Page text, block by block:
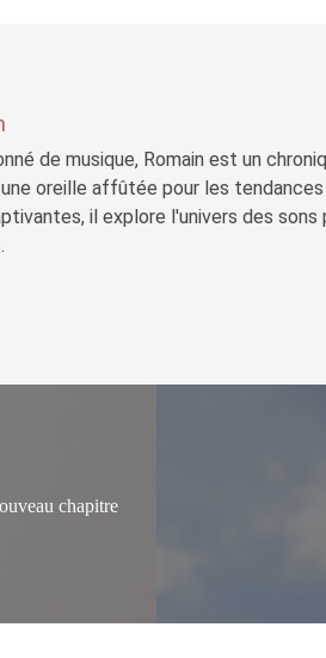
de musique, Romain est un
oreille affûtée pour les
il explore l'univers des
chapitre